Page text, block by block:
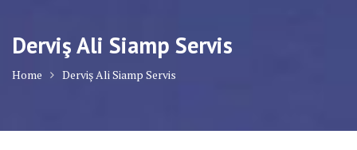
Derviş Ali Siamp Servis
Home Derviş Ali Siamp Servis